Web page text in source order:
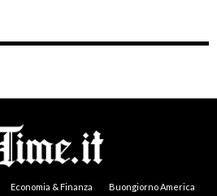
Economia & Finanza Buongiorno America